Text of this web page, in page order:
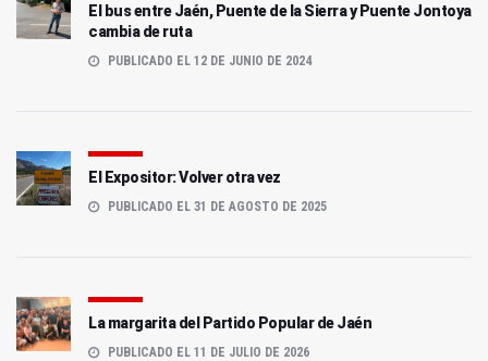
El bus entre Jaén, Puente de la Sierra y Puente Jontoya
cambia de ruta
PUBLICADO EL 12 DE JUNIO DE 2024
El Expositor: Volver otra vez
PUBLICADO EL 31 DE AGOSTO DE 2025
La margarita del Partido Popular de Jaén
PUBLICADO EL 11 DE JULIO DE 2026